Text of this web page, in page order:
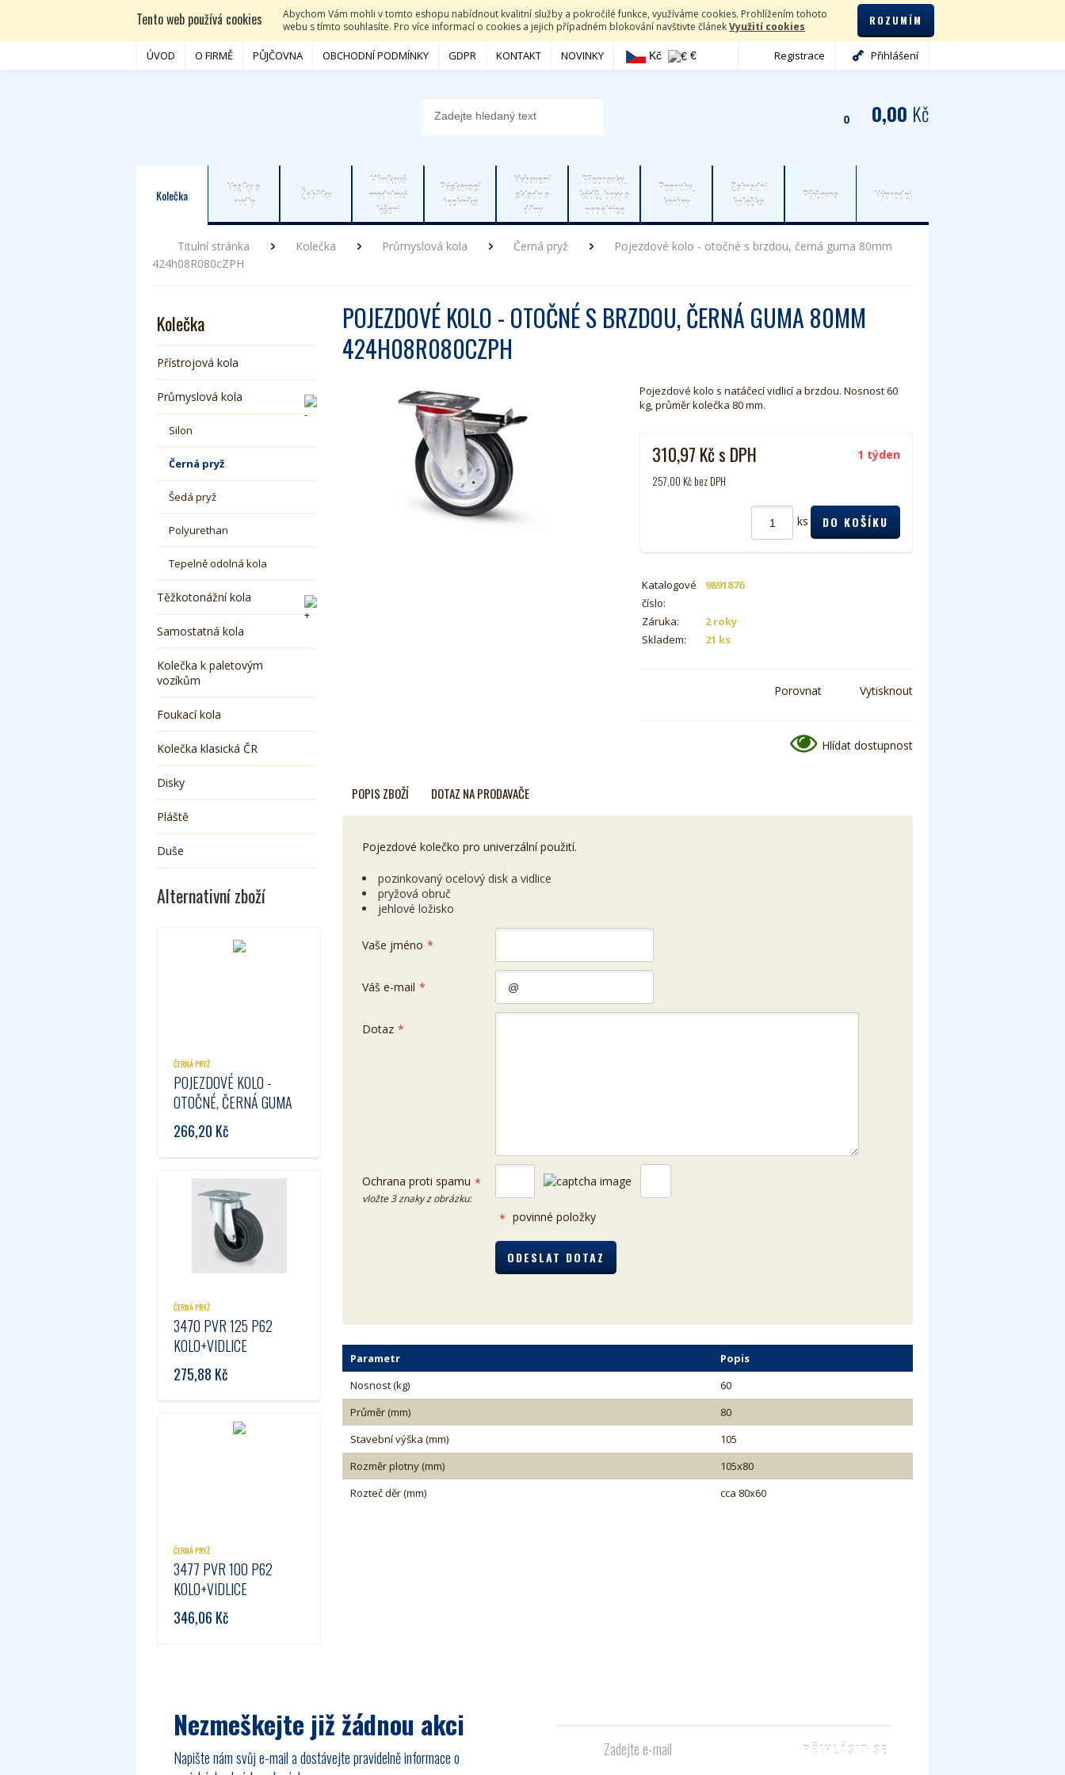
Tento web používá cookies
Abychom Vám mohli v tomto eshopu nabídnout kvalitní služby a pokročilé funkce, využíváme cookies. Prohlížením tohoto
webu s tímto souhlasíte. Pro více informací o cookies a jejich případném blokování navštivte článekVyužití cookies ROZUMÍM
ÚVOD O FIRMĚ PŮJČOVNA OBCHODNÍ PODMÍNKY GDPR KONTAKT NOVINKY Kč € Registrace Přihlášení
0 0,00 Kč
Kolečka
Vozíky a
rudly
Žebříky
Hliníková
modulová
lešení
Páskovací
technika
Vybavení
skladu a
dílny
Přepravky,
kádě, boxy a
popelnice
Popruhy,
kurtny
Zahradní
kolečka
Půjčovna Výprodej
Titulní stránka Kolečka Průmyslová kola Černá pryž
Pojezdové kolo - otočné s brzdou, černá guma 80mm
424h08R080cZPH
POJEZDOVÉ KOLO - OTOČNÉ S BRZDOU, ČERNÁ GUMA 80MM
424H08R080CZPH
Pojezdové kolo s natáčecí vidlicí a brzdou. Nosnost 60
kg, průměr kolečka 80 mm.
1 týden
310,97 Kčs DPH
257,00 Kč bez DPH
ks
Katalogové
číslo:
9891876
Záruka:
2 roky
Skladem:
21 ks
Vytisknout
Porovnat
Hlídat dostupnost
POPIS ZBOŽÍ DOTAZ NA PRODAVAČE
Pojezdové kolečko pro univerzální použití.
pozinkovaný ocelový disk a vidlice
pryžová obruč
jehlové ložisko
Vaše jméno *
Váš e-mail *
Dotaz *
Ochrana proti spamu *
vložte 3 znaky z obrázku:
* povinné položky
Parametr
Popis
Nosnost (kg)
60
Průměr (mm)
80
Stavební výška (mm)
105
Rozměr plotny (mm)
105x80
Rozteč děr (mm)
cca 80x60
Kolečka
Přístrojová kola
Průmyslová kola
Silon
Černá pryž
Šedá pryž
Polyurethan
Tepelně odolná kola
Těžkotonážní kola
Samostatná kola
Kolečka k paletovým
vozíkům
Foukací kola
Kolečka klasická ČR
Disky
Pláště
Duše
Alternativní zboží
ČERNÁ PRYŽ
POJEZDOVÉ KOLO -
OTOČNÉ, ČERNÁ GUMA
80MM
424A08R080CZPH
266,20 Kč
ČERNÁ PRYŽ
3470 PVR 125 P62
KOLO+VIDLICE
275,88 Kč
ČERNÁ PRYŽ
3477 PVR 100 P62
KOLO+VIDLICE
346,06 Kč
Nezmeškejte již žádnou akci
Napište nám svůj e-mail a dostávejte pravidelně informace o